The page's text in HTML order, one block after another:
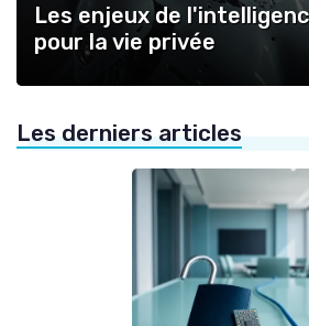
Les enjeux de
pour la vie privée
Les derniers articles